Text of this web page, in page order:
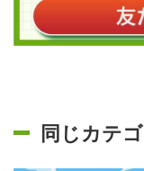
同じカテ